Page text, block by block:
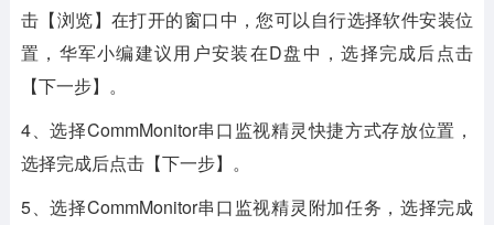
击【浏览】在打开的窗口中，您可以自行选择软件安装位
置，华军小编建议用户安装在D盘中，选择完成后点击
【下一步】。
4、选择CommMonitor串口监视精灵快捷方式存放位置，
选择完成后点击【下一步】。
5、选择CommMonitor串口监视精灵附加任务，选择完成